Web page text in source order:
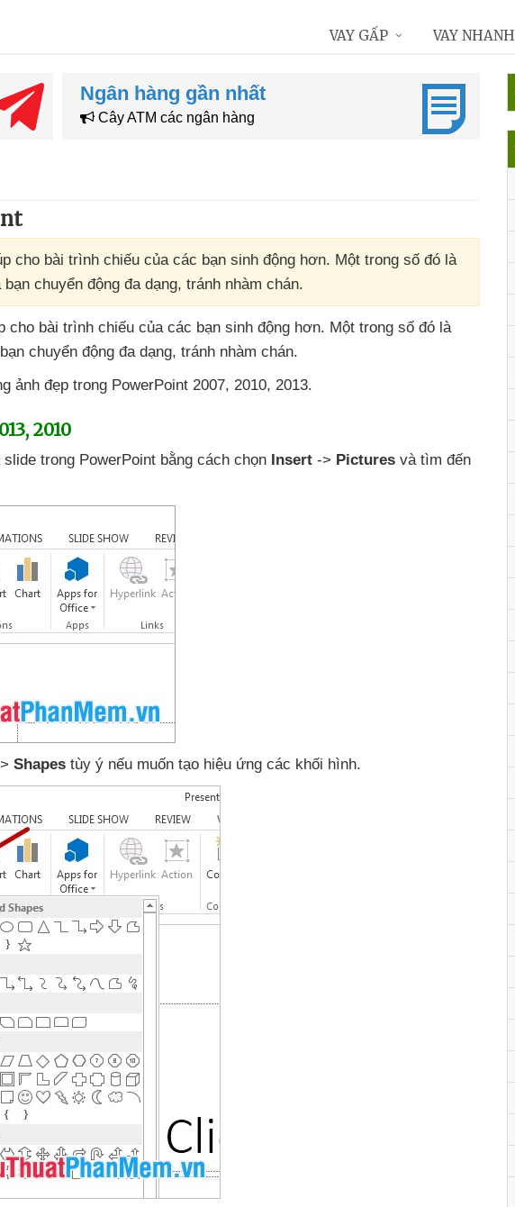
Ngân hàng gần nhất
Cây ATM các ngân hàng
cho bài trình chiếu của các bạn sinh động hơn. Một trong số đó là
chuyển động đa dạng, tránh nhàm chán.
cho bài trình chiếu của các bạn sinh động hơn. Một trong số đó là
chuyển động đa dạng, tránh nhàm chán.
ảnh đẹp trong PowerPoint 2007, 2010, 2013.
, 2010
trong PowerPoint bằng cách chọn Insert -> Pictures và tìm đến
Shapes tùy ý nếu muốn tạo hiệu ứng các khối hình.
VAY GẤP VAY NHANH